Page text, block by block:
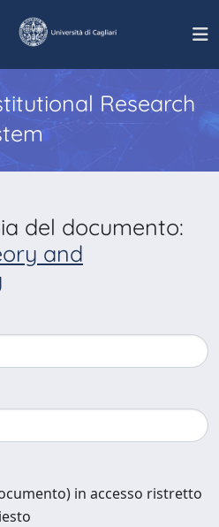
Research
del documento:
and
in accesso ristretto